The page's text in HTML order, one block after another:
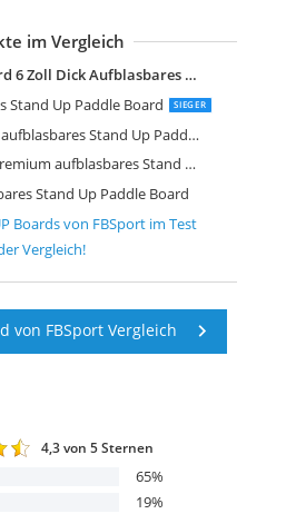
im Vergleich
FBSPORT SUP Board 6 Zoll Dick Aufblasbares SUP Board
Stand Up Paddle Board
SIEGER
FBSPORT Premium aufblasbares Stand Up Paddle Board
FBSPORT 30.6 cm Premium aufblasbares Stand Up Paddle Board
Stand Up Paddle Board
FBSPORT Aufblasbares Stand Up
FBSPORT Aufblasbares Stand Up
FBSPORT Aufblasbares Stand Up
Boards von FBSport im Test
Vergleich!
von FBSport Vergleich
4,3von 5 Sternen
65%
19%